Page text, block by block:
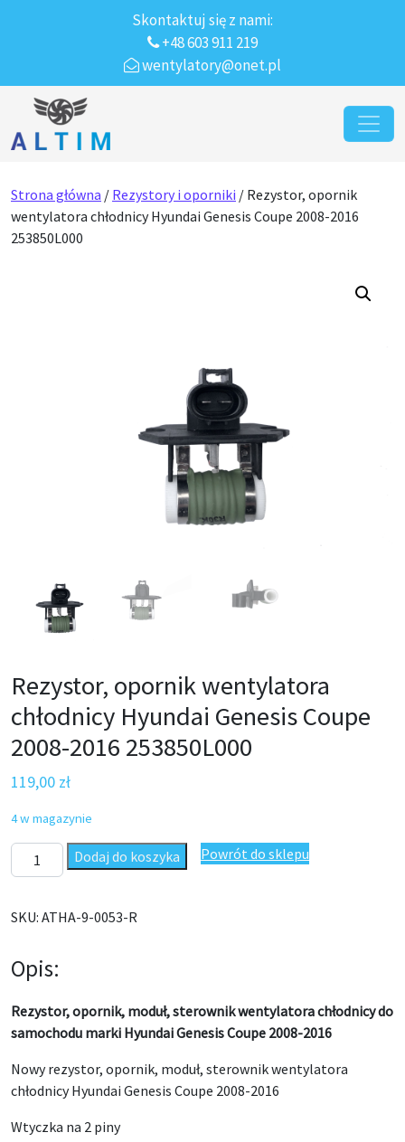
Skontaktuj się z nami:
+48 603 911 219
wentylatory@onet.pl
Przejdź do treści
Main Navigation
Strona główna / Rezystory i oporniki / Rezystor, opornik
wentylatora chłodnicy Hyundai Genesis Coupe 2008-2016
253850L000
Rezystor, opornik wentylatora
chłodnicy Hyundai Genesis Coupe
2008-2016 253850L000
119,00 zł
4 w magazynie
ilość Rezystor, opornik wentylatora chłodnicy Hyundai Genesis
Dodaj do koszyka Powrót do sklepu
SKU: ATHA-9-0053-R
Opis:
Rezystor, opornik, moduł, sterownik wentylatora chłodnicy do
samochodu marki Hyundai Genesis Coupe 2008-2016
Nowy rezystor, opornik, moduł, sterownik wentylatora
chłodnicy Hyundai Genesis Coupe 2008-2016
Wtyczka na 2 piny